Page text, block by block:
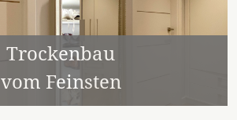
Trockenbau
vom Feinsten